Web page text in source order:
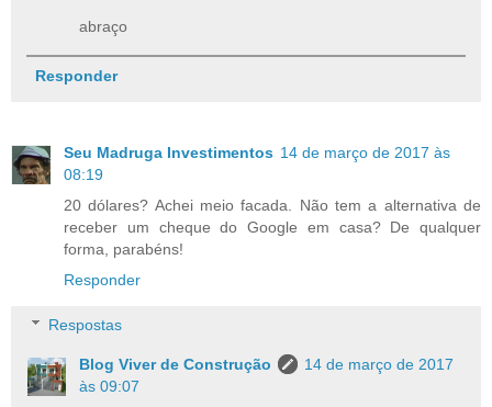
abraço
Responder
Seu Madruga Investimentos 14 de março de 2017 às
08:19
20 dólares? Achei meio facada. Não tem a alternativa de
receber um cheque do Google em casa? De qualquer
forma, parabéns!
Responder
Respostas
Blog Viver de Construção
14 de março de 2017
às 09:07